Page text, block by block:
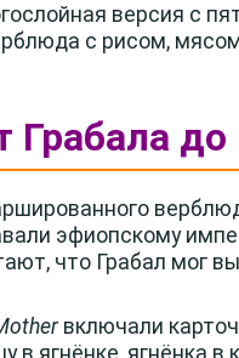
версия с
с рисом,
Грабала до
эфиопскому
что Грабал мог
включали
в ягнёнке, ягнёнка